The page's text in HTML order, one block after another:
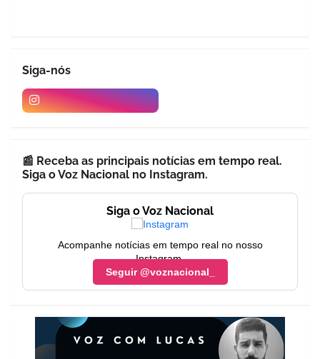
Siga-nós
📰 Receba as principais notícias em tempo real.
Siga o Voz Nacional no Instagram.
Siga o Voz Nacional
Acompanhe notícias em tempo real no nosso
Instagram.
Seguir @voznacional_